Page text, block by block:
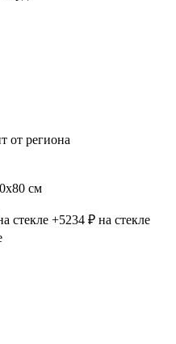
от региона
см
на стекле